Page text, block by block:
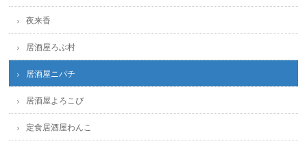
夜来香
居酒屋ろぶ村
居酒屋ニパチ
居酒屋よろこび
定食居酒屋わんこ